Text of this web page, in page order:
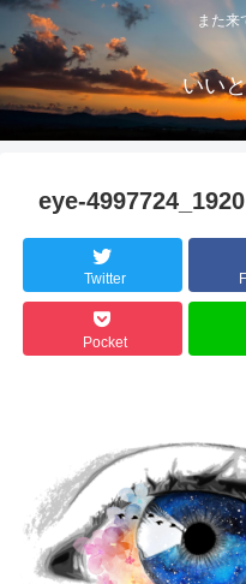
また来
いい
eye-4997724_1920
Twitter
Pocket